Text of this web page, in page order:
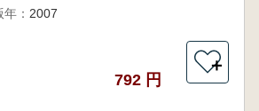
： 2007
792 円
＋